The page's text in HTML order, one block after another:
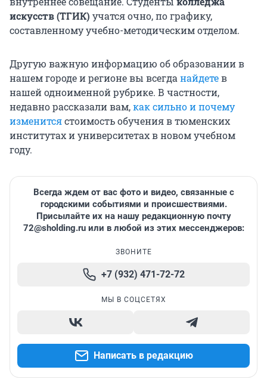
искусств (ТГИК) учатся очно, по графику,
составленному учебно-методическим отделом.
Другую важную информацию об образовании в
нашем городе и регионе вы всегданайдетев
нашей одноименной рубрике. В частности,
недавно рассказали вам,как сильно и почему
изменитсястоимость обучения в тюменских
институтах и университетах в новом учебном
году.
Всегда ждем от вас фото и видео, связанные с
городскими событиями и происшествиями.
Присылайте их на нашу редакционную почту
72@sholding.ruили в любой из этих мессенджеров:
ЗВОНИТЕ
+7 (932) 471-72-72
МЫ В СОЦСЕТЯХ
Написать в редакцию